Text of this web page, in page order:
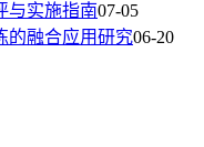
与实施指南07-05
的融合应用研究06-20